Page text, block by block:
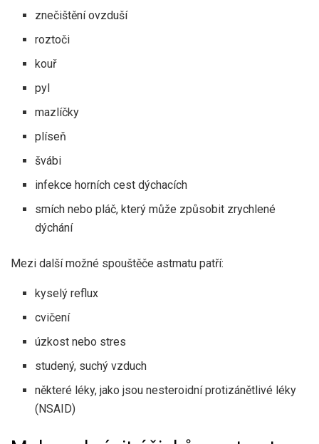
znečištění ovzduší
roztoči
kouř
pyl
mazlíčky
plíseň
švábi
infekce horních cest dýchacích
smích nebo pláč, kterýmůže způsobit zrychlené
dýchání
Mezi další možné spouštěče astmatu patří:
kyselý reflux
cvičení
úzkost nebo stres
studený, suchý vzduch
některé léky, jako jsou nesteroidní protizánětlivé léky
(NSAID)